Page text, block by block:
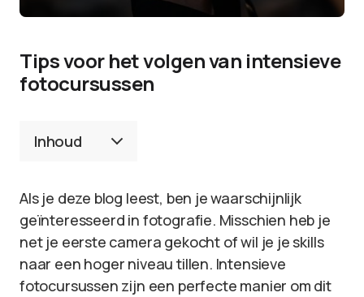
Tips voor het volgen van intensieve
fotocursussen
Inhoud
Als je deze blog leest, ben je waarschijnlijk
geïnteresseerd in fotografie. Misschien heb je
net je eerste camera gekocht of wil je je skills
naar een hoger niveau tillen. Intensieve
fotocursussen zijn een perfecte manier om dit